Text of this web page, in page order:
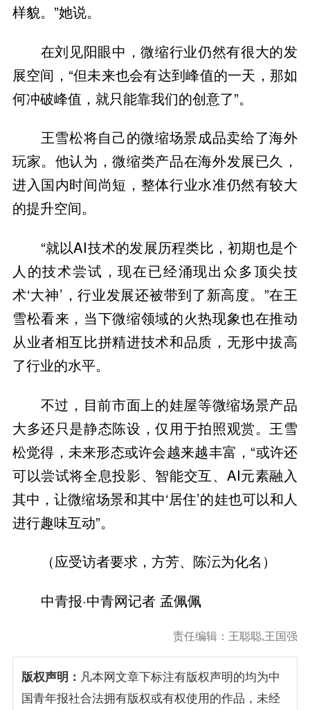
样貌。”她说。
在刘见阳眼中，微缩行业仍然有很大的发
展空间，“但未来也会有达到峰值的一天，那如
何冲破峰值，就只能靠我们的创意了”。
王雪松将自己的微缩场景成品卖给了海外
玩家。他认为，微缩类产品在海外发展已久，
进入国内时间尚短，整体行业水准仍然有较大
的提升空间。
“就以AI技术的发展历程类比，初期也是个
人的技术尝试，现在已经涌现出众多顶尖技
术‘大神’，行业发展还被带到了新高度。”在王
雪松看来，当下微缩领域的火热现象也在推动
从业者相互比拼精进技术和品质，无形中拔高
了行业的水平。
不过，目前市面上的娃屋等微缩场景产品
大多还只是静态陈设，仅用于拍照观赏。王雪
松觉得，未来形态或许会越来越丰富，“或许还
可以尝试将全息投影、智能交互、AI元素融入
其中，让微缩场景和其中‘居住’的娃也可以和人
进行趣味互动”。
（应受访者要求，方芳、陈沄为化名）
中青报·中青网记者 孟佩佩
责任编辑：王聪聪,王国强
版权声明： 凡本网文章下标注有版权声明的均为中
国青年报社合法拥有版权或有权使用的作品，未经